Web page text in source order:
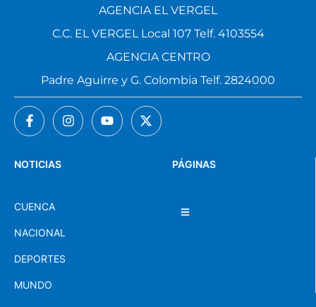
PÁGINAS
NOTICIAS
CUENCA
NACIONAL
DEPORTES
MUNDO
AGENCIA EL VERGEL
C.C. EL VERGEL Local 107 Telf. 4103554
AGENCIA CENTRO
Padre Aguirre y G. Colombia Telf. 2824000